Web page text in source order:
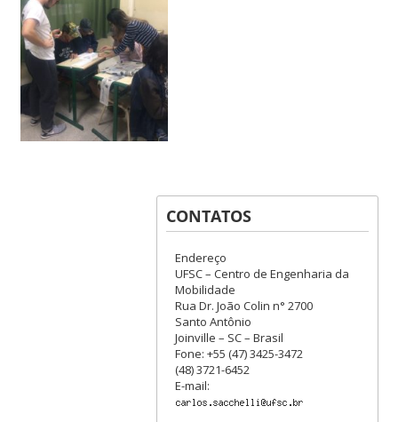
CONTATOS
Endereço
UFSC – Centro de Engenharia da
Mobilidade
Rua Dr. João Colin n° 2700
Santo Antônio
Joinville – SC – Brasil
Fone: +55 (47) 3425-3472
(48) 3721-6452
E-mail: